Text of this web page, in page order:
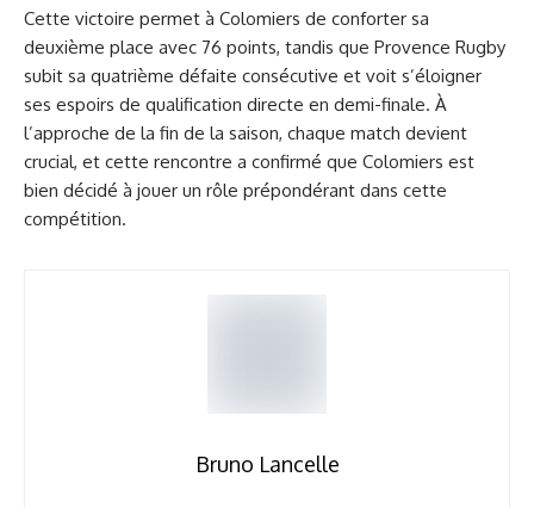
Cette victoire permet à Colomiers de conforter sa
deuxième place avec 76 points, tandis que Provence Rugby
subit sa quatrième défaite consécutive et voit s’éloigner
ses espoirs de qualification directe en demi-finale. À
l’approche de la fin de la saison, chaque match devient
crucial, et cette rencontre a confirmé que Colomiers est
bien décidé à jouer un rôle prépondérant dans cette
compétition.
Bruno Lancelle